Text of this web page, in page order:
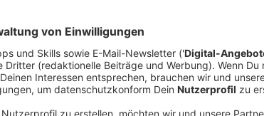
möglich. Der Versammlungsleiter habe sich aber
Polizei. Auch Landwirte aus dem Kreis Euskirchen
Anzeige